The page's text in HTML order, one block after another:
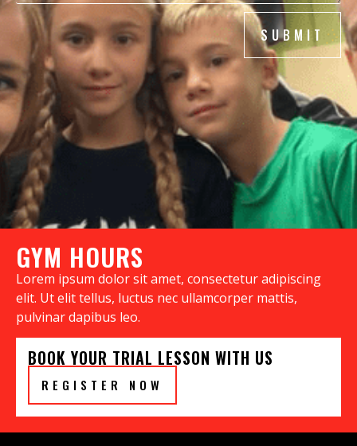
SUBMIT
GYM HOURS
Lorem ipsum dolor sit amet, consectetur adipiscing
elit. Ut elit tellus, luctus nec ullamcorper mattis,
pulvinar dapibus leo.
BOOK YOUR TRIAL LESSON WITH US
REGISTER NOW